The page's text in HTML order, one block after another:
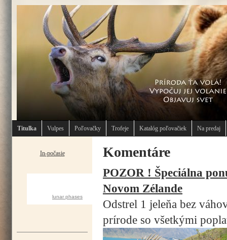
Titulka Vulpes Poľovačky Trofeje Katalóg poľovačiek Na predaj
In-počasie
lunar phases
Komentáre
POZOR ! Špeciálna
Novom Zélande
Odstrel 1 jeleňa bez
prírode so všetkými